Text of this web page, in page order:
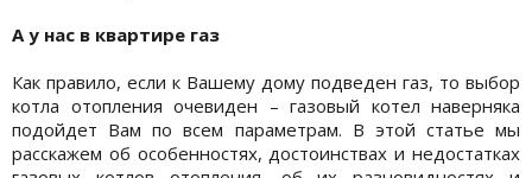
А у нас в квартире газ
Как правило, если к Вашему дому подведен газ, то выбор
котла отопления очевиден – газовый котел наверняка
подойдет Вам по всем параметрам. В этой статье мы
расскажем об особенностях, достоинствах и недостатках